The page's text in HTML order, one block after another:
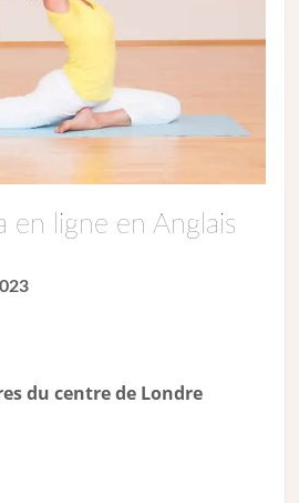
en ligne en Anglais
du centre de Londre